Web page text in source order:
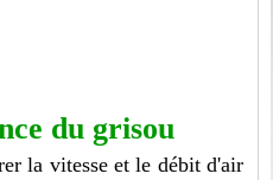
du grisou
la vitesse et le débit d'air